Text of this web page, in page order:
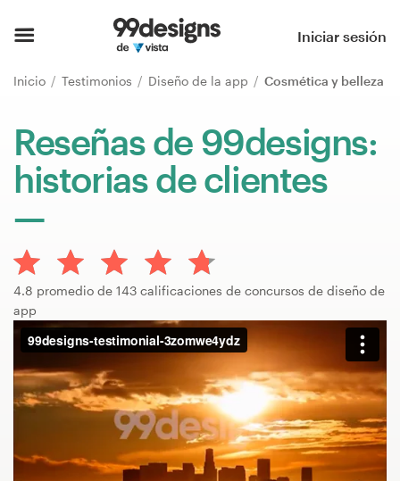
Iniciar sesión
Inicio Testimonios Diseño de la app Cosmética y belleza
Reseñas de 99designs:
historias de clientes
4.8 promedio de 143 calificaciones de concursos de diseño de
app
Explorar categorías
Encontrar un diseñador
Inspiración
99designs Pro
Servicios
diseño
Concursos de diseño
Proyectos 1-1